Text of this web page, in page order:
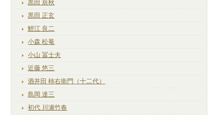
黒田 辰秋
黒田 正玄
鯉江 良二
小森 松菴
小山 冨士夫
近藤 悠三
酒井田 柿右衛門（十二代）
島岡 達三
初代 川瀬竹春